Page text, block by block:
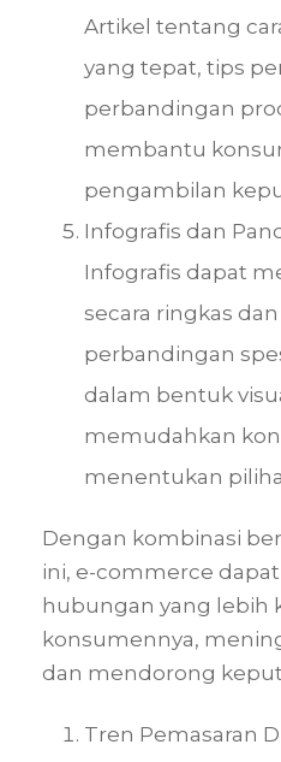
Artikel tentang
yang tepat, tips
perbandingan
membantu
pengambilan
Infografis dan
Infografis dapat
secara ringkas
perbandingan
dalam bentuk
memudahkan
menentukan
Dengan kombinasi
ini, e-commerce
hubungan yang lebih
konsumennya,
dan mendorong
Tren Pemasaran